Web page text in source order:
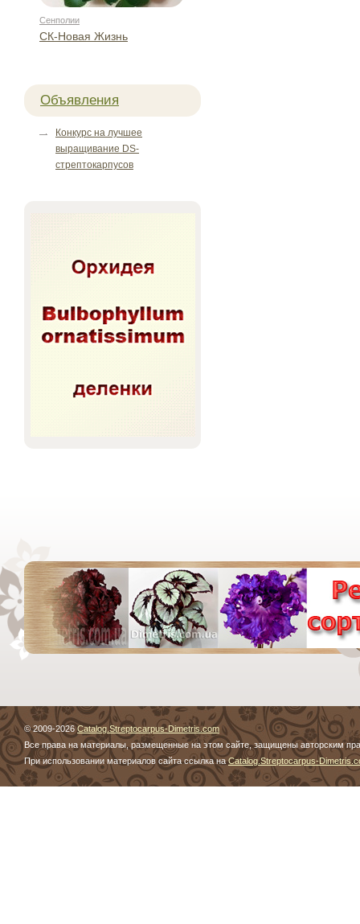
Сенполии
СК-Новая Жизнь
Объявления
Конкурс на лучшее
выращивание DS-
стрептокарпусов
© 2009-2026Catalog.Streptocarpus-Dimetris.com
Все права на материалы, размещенные на этом сайте, защищены авторским
При использовании материалов сайта ссылка наCatalog.Streptocarpus-